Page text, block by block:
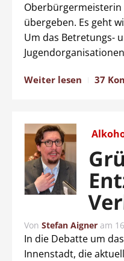
übergeben. Es geht
Um das Betretungs-
Weiter lesen 37
Von Stefan Aigner am
In die Debatte um
Innenstadt, die